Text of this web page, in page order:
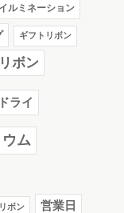
イルミネーション
ギフトリボン
ボン
ドライ
ム
リボン 営業日